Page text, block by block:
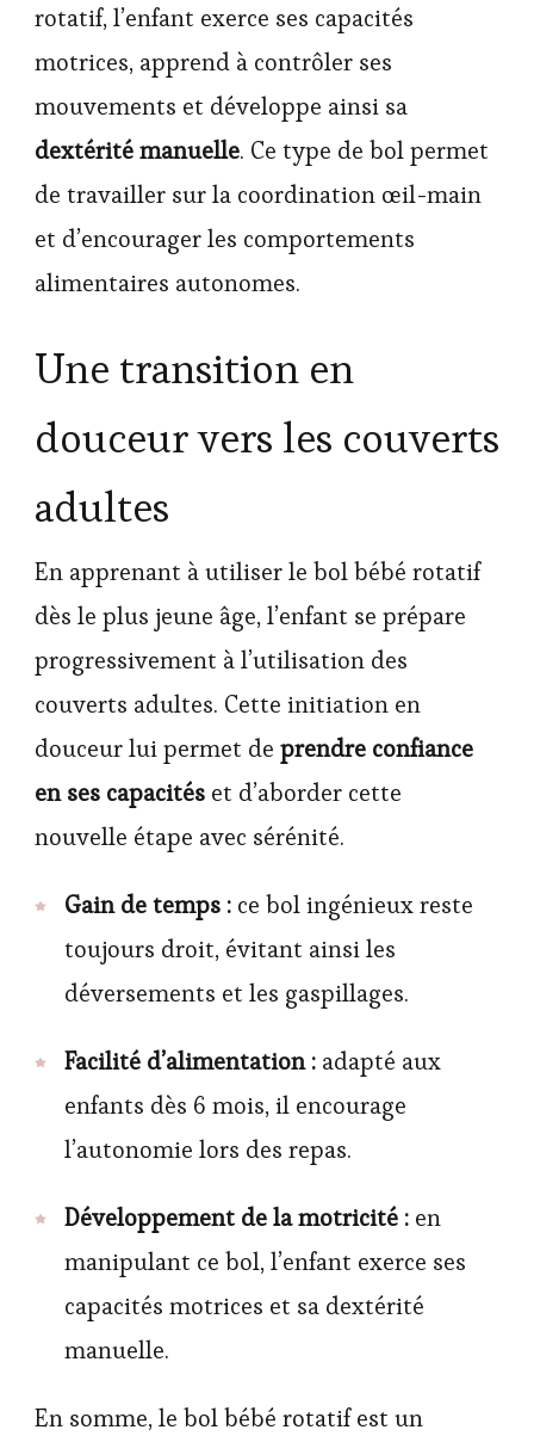
rotatif, l’enfant exerce ses capacités
motrices, apprend à contrôler ses
mouvements et développe ainsi sa
dextérité manuelle. Ce type de bol permet
de travailler sur la coordination œil-main
et d’encourager les comportements
alimentaires autonomes.
Une transition en
douceur vers les couverts
adultes
En apprenant à utiliser le bol bébé rotatif
dès le plus jeune âge, l’enfant se prépare
progressivement à l’utilisation des
couverts adultes. Cette initiation en
douceur lui permet de prendre confiance
en ses capacités et d’aborder cette
nouvelle étape avec sérénité.
Gain de temps : ce bol ingénieux reste
toujours droit, évitant ainsi les
déversements et les gaspillages.
Facilité d’alimentation : adapté aux
enfants dès 6 mois, il encourage
l’autonomie lors des repas.
Développement de la motricité : en
manipulant ce bol, l’enfant exerce ses
capacités motrices et sa dextérité
manuelle.
En somme, le bol bébé rotatif est un